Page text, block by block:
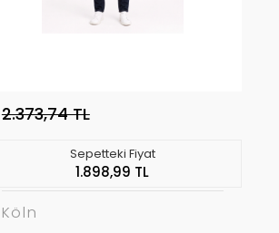
2.373,74 TL
Sepetteki Fiyat
1.898,99 TL
Köln